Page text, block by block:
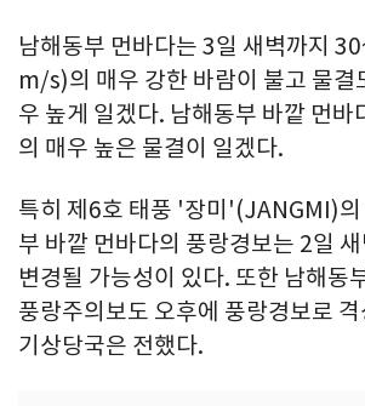
남해동부 먼바다는 3일 새벽까지
m/s)의 매우 강한 바람이 불고 물결
우 높게 일겠다. 남해동부 바깥 먼
의 매우 높은 물결이 일겠다.
특히 제6호 태풍 '장미'(JANGMI)의
부 바깥 먼바다의 풍랑경보는 2일
변경될 가능성이 있다. 또한 남해동
풍랑주의보도 오후에 풍랑경보로
기상당국은 전했다.